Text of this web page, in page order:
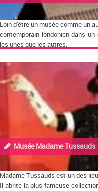
Loin d'être un musée comme un
contemporain londonien dans
les unes que les autres.
Musée Madame Tussauds
Madame Tussauds est un des
Il abrite la plus fameuse